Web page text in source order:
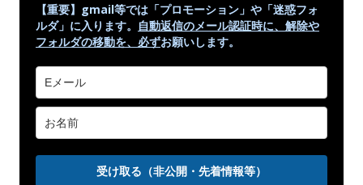
【重要】gmail等では「プロモーション」や 「迷惑フォ
ルダ」 に入ります。 自動返信のメール認証時に、解除や
フォルダの移動を、 必ずお願いします。
受け取る（非公開・先着情報等）